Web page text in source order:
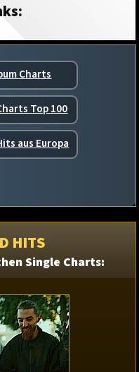
Charts
Top 100
aus Europa
HITS
Single Charts: